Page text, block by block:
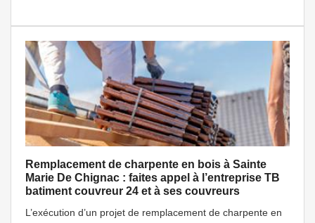
Remplacement de charpente en bois à Sainte
Marie De Chignac : faites appel à l’entreprise TB
batiment couvreur 24 et à ses couvreurs
L’exécution d’un projet de remplacement de charpente en